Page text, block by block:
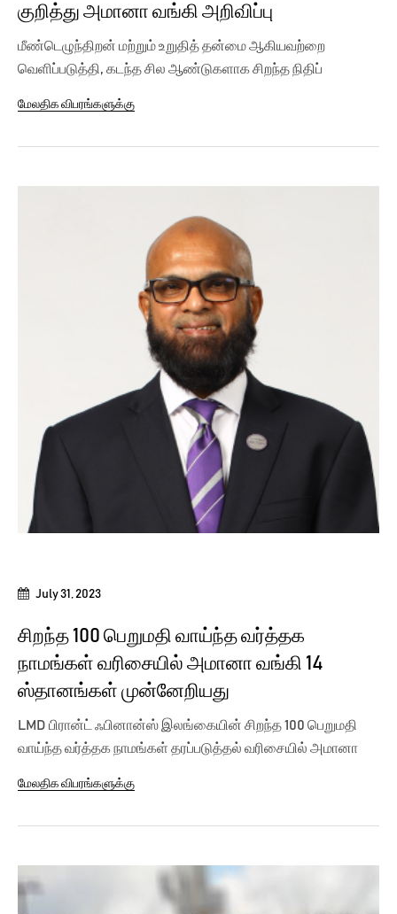
குறித்து அமானா வங்கி அறிவிப்பு
மீண்டெழுந்திறன் மற்றும் உறுதித் தன்மை ஆகியவற்றை
வெளிப்படுத்தி, கடந்த சில ஆண்டுகளாக சிறந்த நிதிப்
மேலதிக விபரங்களுக்கு
July 31, 2023
சிறந்த 100 பெறுமதி வாய்ந்த வர்த்தக
நாமங்கள் வரிசையில் அமானா வங்கி 14
ஸ்தானங்கள் முன்னேறியது
LMD பிரான்ட் ஃபினான்ஸ் இலங்கையின் சிறந்த 100 பெறுமதி
வாய்ந்த வர்த்தக நாமங்கள் தரப்படுத்தல் வரிசையில் அமானா
மேலதிக விபரங்களுக்கு